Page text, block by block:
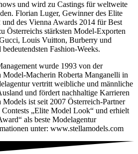
und wird zu Castings für weltweite
Florian Luger, Gewinner des Elite
des Vienna Awards 2014 für Best
Österreichs stärksten Model-Exporten
Louis Vuitton, Burberry und
Fashion-Weeks.
wurde 1993 von der
Model-Macherin Roberta Manganelli in
vertritt weibliche und männliche
und fördert nachhaltige Karrieren
ist seit 2007 Österreich-Partner
„Elite Model Look“ und erhielt
als beste Modelagentur
unter: www.stellamodels.com